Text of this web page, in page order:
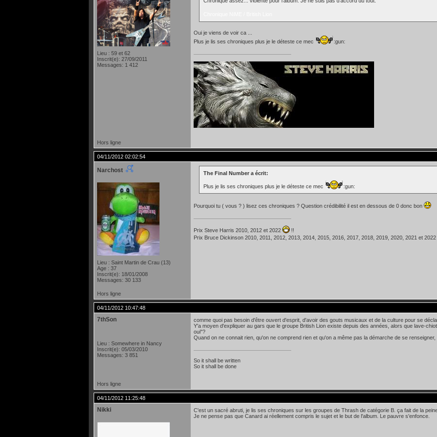
Lieu : 59 et 62
Inscrit(e): 27/09/2011
Messages: 1 412
Oui je viens de voir ca ...
Plus je lis ses chroniques plus je le déteste ce mec
:gun:
Hors ligne
04/11/2012 02:02:54
Narchost
Lieu : Saint Martin de Crau (13)
Age : 37
Inscrit(e): 18/01/2008
Messages: 30 133
The Final Number a écrit:
Plus je lis ses chroniques plus je le déteste ce mec :gun:
Pourquoi tu ( vous ? ) lisez ces chroniques ? Question crédibilité il est en dessous de 0 donc bon
Prix Steve Harris 2010, 2012 et 2022
!!
Prix Bruce Dickinson 2010, 2011, 2012, 2013, 2014, 2015, 2016, 2017, 2018, 2019, 2020, 2021 et 2022
Hors ligne
04/11/2012 10:47:48
7thSon
Lieu : Somewhere in Nancy
Inscrit(e): 05/03/2010
Messages: 3 851
comme quoi pas besoin d'être ouvert d'esprit, d'avoir des gouts musicaux et de la culture pour se
Y'a moyen d'expliquer au gars que le groupe British Lion existe depuis des années, alors que lave-
oui"?
Quand on ne connait rien, qu'on ne comprend rien et qu'on a même pas la démarche de se
So it shall be written
So it shall be done
Hors ligne
04/11/2012 11:25:48
Nikki
C'est un sacré abruti, je lis ses chroniques sur les groupes de Thrash de catégorie B. ça fait de la
Je ne pense pas que Canard ai réellement compris le sujet et le but de l'album. Le pauvre s'enfonce.